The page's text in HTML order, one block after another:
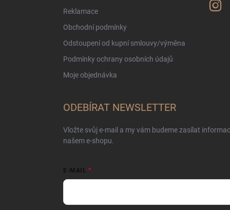
Reklamace
Obchodní podmínky
Odstoupení od kupní smlouvy/výměna
Podmínky ochrany osobních údajů
Moje objednávka
ODEBÍRAT NEWSLETTER
Vložte svůj e-mail a my vám budeme zasílat
našem e-shopu.
E-MAIL